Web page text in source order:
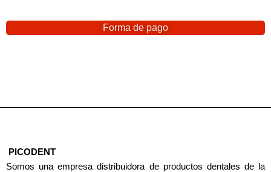
Forma de pago
PICODENT
Somos una empresa distribuidora de productos dentales de la